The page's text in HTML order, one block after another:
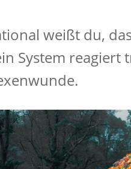
weißt du,
System reagiert